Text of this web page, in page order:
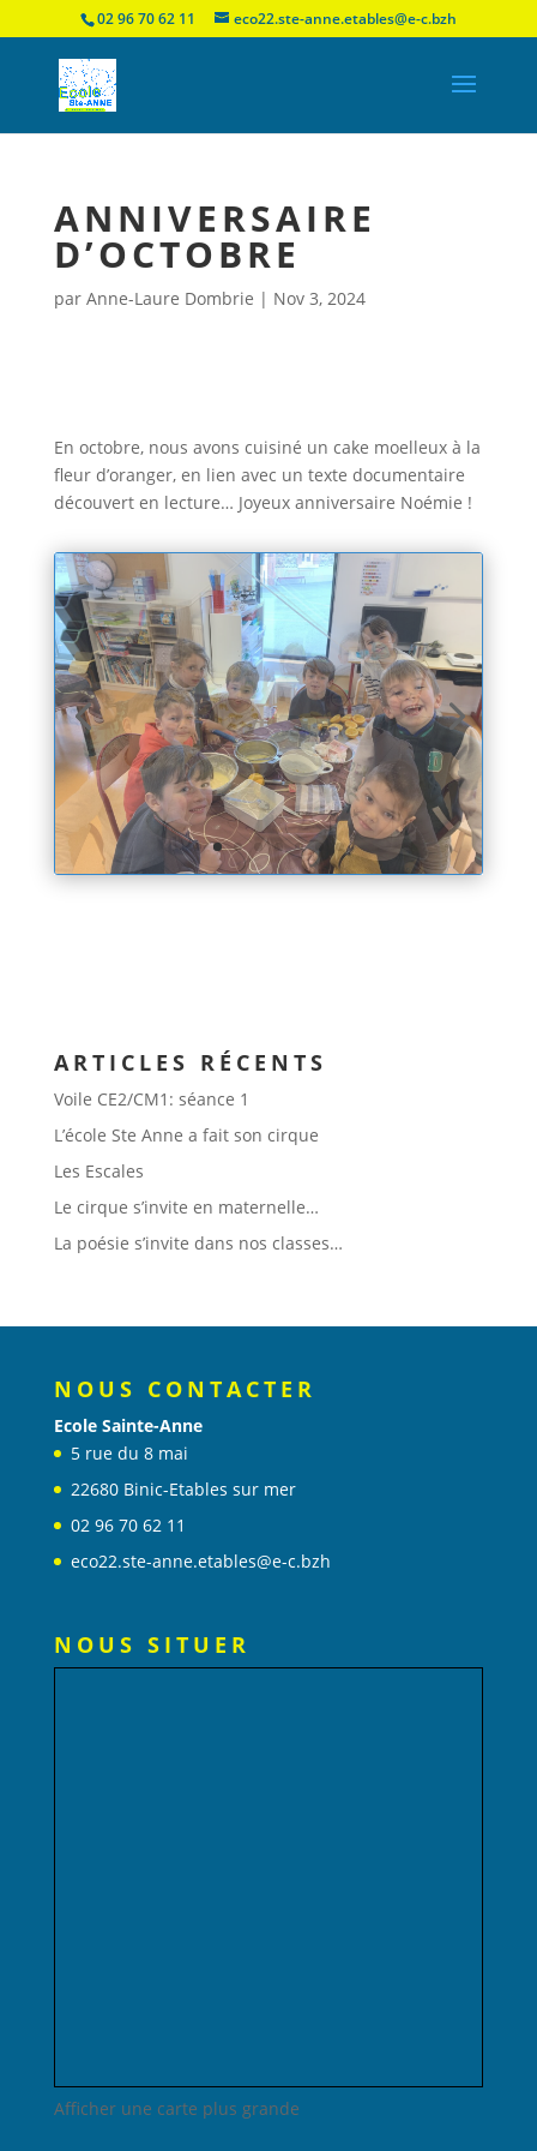
02 96 70 62 11 eco22.ste-anne.etables@e-c.bzh
ANNIVERSAIRE
D’OCTOBRE
par Anne-Laure Dombrie | Nov 3, 2024
En octobre, nous avons cuisiné un cake moelleux à la
fleur d’oranger, en lien avec un texte documentaire
découvert en lecture… Joyeux anniversaire Noémie !
ARTICLES RÉCENTS
Voile CE2/CM1: séance 1
L’école Ste Anne a fait son cirque
Les Escales
Le cirque s’invite en maternelle…
La poésie s’invite dans nos classes…
NOUS CONTACTER
Ecole Sainte-Anne
5 rue du 8 mai
22680 Binic-Etables sur mer
02 96 70 62 11
eco22.ste-anne.etables@e-c.bzh
NOUS SITUER
Afficher une carte plus grande